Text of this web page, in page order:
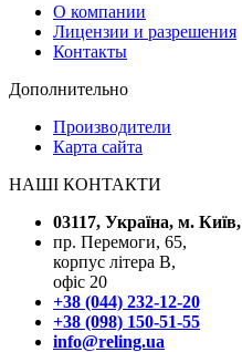
О компании
Лицензии и разрешения
Контакты
Дополнительно
Производители
Карта сайта
НАШІ КОНТАКТИ
03117, Україна, м. Київ,
пр. Перемоги, 65,
корпус літера В,
офіс 20
+38 (044) 232-12-20
+38 (098) 150-51-55
info@reling.ua